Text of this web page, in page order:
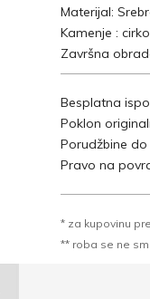
Materijal:
Kamenje :
Završna
Besplatna
Poklon
Porudžbine
Pravo na
* za kupovinu
** roba se ne